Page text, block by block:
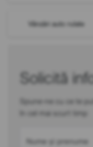
Vânzări auto rulate
Solicită
Spune-ne cu ce te
în cel mai scurt timp
Nume și prenume